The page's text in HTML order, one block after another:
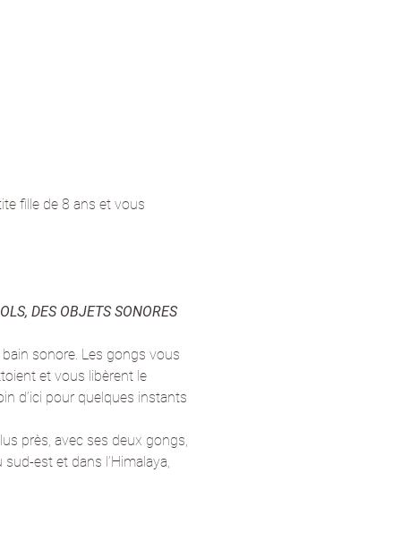
fille de 8 ans et vous
DES OBJETS SONORES
sonore. Les gongs vous
et vous libèrent le
d’ici pour quelques instants
près, avec ses deux gongs,
est et dans l’Himalaya,